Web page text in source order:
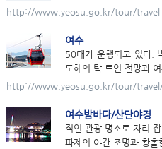
http://www.yeosu.go.kr/tour/travel
여수
50대가 운행되고 있다.
도해의 탁 트인 전망과 여
http://www.yeosu.go.kr/tour/
여수밤바다/산단야경
적인 관광 명소로 자리
파제의 야간 조명과 황홀